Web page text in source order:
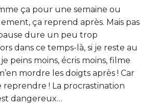
ça pour une semaine ou
ça reprend après. Mais pas
dure un peu trop
dans ce temps-là, si je reste au
peins moins, écris moins, filme
mordre les doigts après ! Car
reprendre ! La procrastination
dangereux…